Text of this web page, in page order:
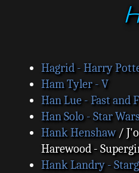
Hagrid - Harry
Ham Tyler - V
Han Lue - Fast and
Han Solo - Star
Hank Henshaw/
Harewood -
Hank Landry -